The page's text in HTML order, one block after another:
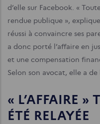
d’elle sur Facebook. «
rendue publique »,
réussi à convaincre ses
a donc porté l’affaire en
et une compensation
Selon son avocat, elle a
« L’AFFAIRE »
ÉTÉ RELAYÉE